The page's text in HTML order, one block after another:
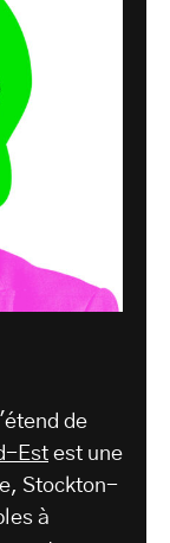
de
Est est une
Stockton-
à